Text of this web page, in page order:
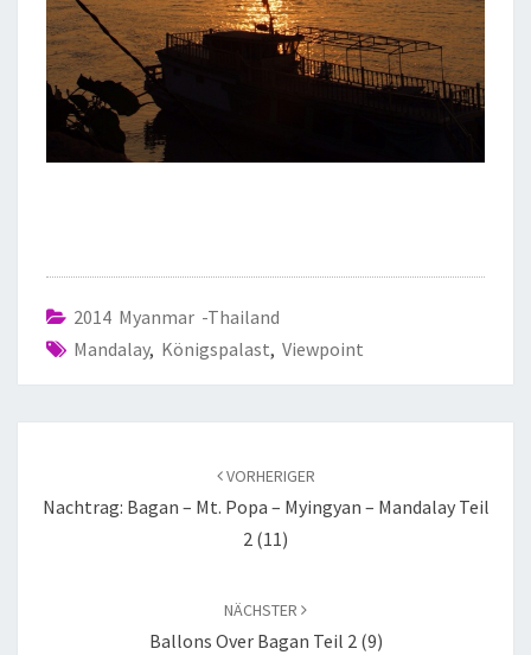
2014 Myanmar -Thailand
Mandalay, Königspalast, Viewpoint
VORHERIGER
Nachtrag: Bagan – Mt. Popa – Myingyan – Mandalay Teil
2 (11)
NÄCHSTER
Ballons Over Bagan Teil 2 (9)